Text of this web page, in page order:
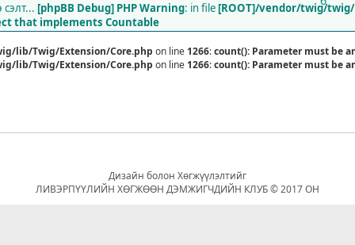
[phpBB Debug] PHP Warning: in file [ROOT]/vendor/twig/
that implements Countable
lib/Twig/Extension/Core.php on line 1266:count(): Parameter must be
lib/Twig/Extension/Core.php on line 1266:count(): Parameter must be
Дизайн болон Хөгжүүлэлтийг
ЛИВЭРПҮҮЛИЙН ХӨГЖӨӨН ДЭМЖИГЧДИЙН КЛУБ © 2017 ОН